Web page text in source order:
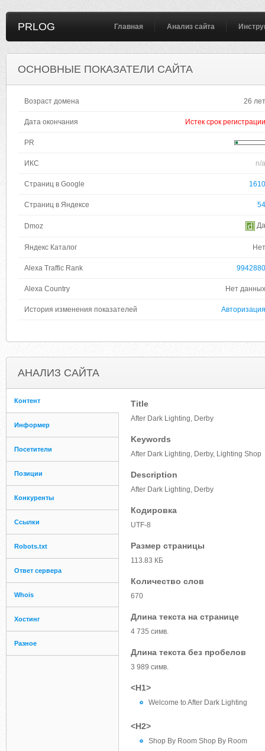
PRLOG Главная Анализ сайта
ОСНОВНЫЕ ПОКАЗАТЕЛИ САЙТА
Возраст домена 26 лет
Дата окончания Истек срок регистрации
PR
ИКС n/a
Страниц в Google 1610
Страниц в Яндексе 54
Dmoz Да
Яндекс Каталог Нет
Alexa Traffic Rank 9942880
Alexa Country Нет данных
История изменения показателей Авторизация
АНАЛИЗ САЙТА
Контент
Информер
Посетители
Позиции
Конкуренты
Ссылки
Robots.txt
Ответ сервера
Whois
Хостинг
Разное
Title
After Dark Lighting, Derby
Keywords
After Dark Lighting, Derby, Lighting Shop
Description
After Dark Lighting, Derby
Кодировка
UTF-8
Размер страницы
113.83 КБ
Количество слов
670
Длина текста на странице
4 735 симв.
Длина текста без пробелов
3 989 симв.
<H1>
Welcome to After Dark Lighting
<H2>
Shop By Room Shop By Room